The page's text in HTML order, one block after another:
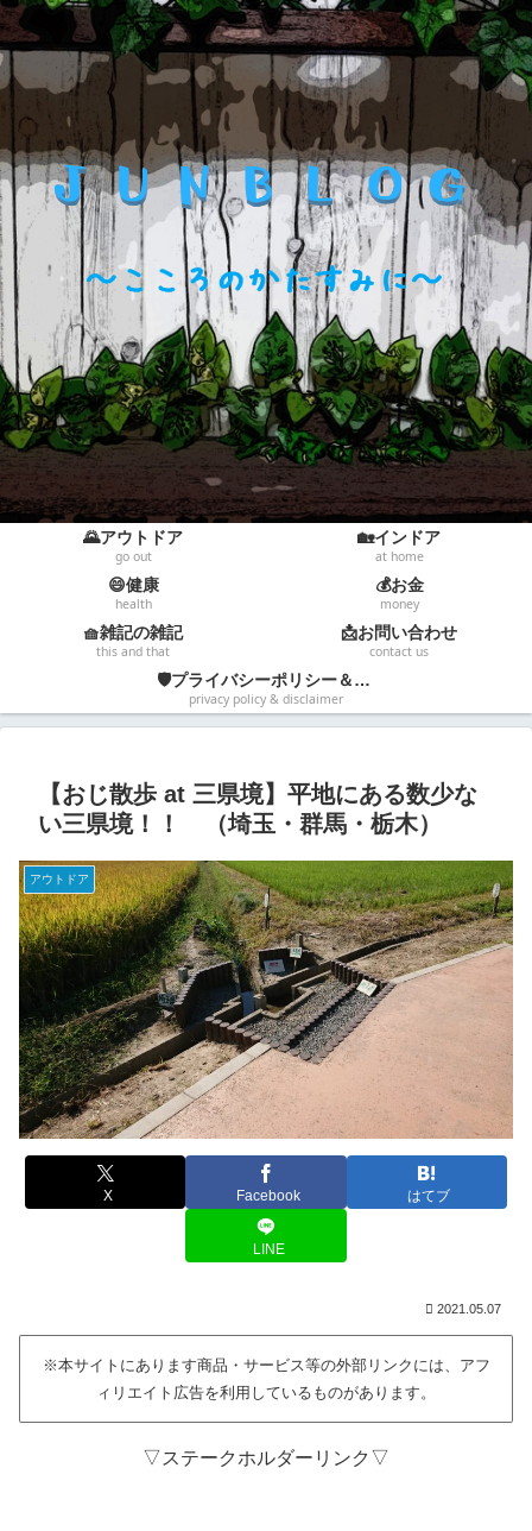
🌄アウトドア
go out
🏡インドア
at home
😄健康
health
💰お金
money
🧺雑記の雑記
this and that
📩お問い合わせ
contact us
🛡️プライバシーポリシー＆免責事項
privacy policy & disclaimer
【おじ散歩 at 三県境】平地にある数少な
い三県境！！ （埼玉・群馬・栃木）
アウトドア
X Facebook はてブ
LINE
2021.05.07
※本サイトにあります商品・サービス等の外部リンクには、アフ
ィリエイト広告を利用しているものがあります。
▽ステークホルダーリンク▽